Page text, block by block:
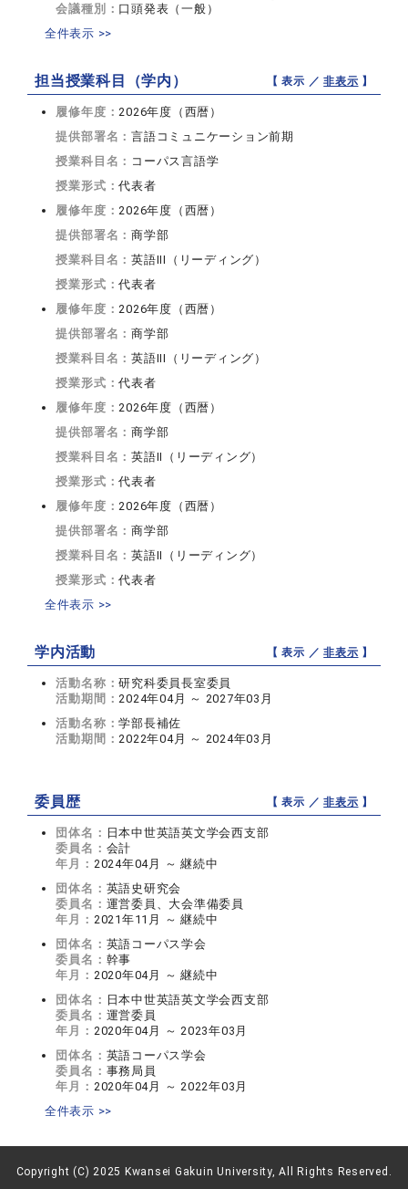
会議種別： 口頭発表（一般）
全件表示 >>
担当授業科目（学内） 【 表示 ／非表示 】
履修年度：2026年度（西暦）
提供部署名：言語コミュニケーション前期
授業科目名： コーパス言語学
授業形式：代表者
履修年度：2026年度（西暦）
提供部署名：商学部
授業科目名：英語III（リーディング）
授業形式：代表者
履修年度：2026年度（西暦）
提供部署名：商学部
授業科目名：英語III（リーディング）
授業形式：代表者
履修年度：2026年度（西暦）
提供部署名：商学部
授業科目名：英語II（リーディング）
授業形式：代表者
履修年度：2026年度（西暦）
提供部署名：商学部
授業科目名：英語II（リーディング）
授業形式：代表者
全件表示 >>
学内活動 【 表示 ／非表示 】
活動名称：研究科委員長室委員
活動期間：2024年04月 ～ 2027年03月
活動名称：学部長補佐
活動期間：2022年04月 ～ 2024年03月
委員歴 【 表示 ／非表示 】
団体名： 日本中世英語英文学会西支部
委員名： 会計
年月： 2024年04月 ～ 継続中
団体名： 英語史研究会
委員名： 運営委員、大会準備委員
年月： 2021年11月 ～ 継続中
団体名： 英語コーパス学会
委員名： 幹事
年月： 2020年04月 ～ 継続中
団体名： 日本中世英語英文学会西支部
委員名： 運営委員
年月： 2020年04月 ～ 2023年03月
団体名： 英語コーパス学会
委員名： 事務局員
年月： 2020年04月 ～ 2022年03月
全件表示 >>
Copyright (C) 2025 Kwansei Gakuin University, All Rights Reserved.